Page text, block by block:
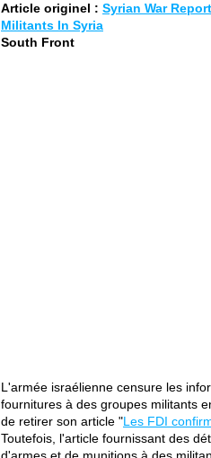
Article originel : Syrian War
Militants In Syria
South Front
L'armée israélienne censure les
fournitures à des groupes militants
de retirer son article "Les FDI
Toutefois, l'article fournissant des